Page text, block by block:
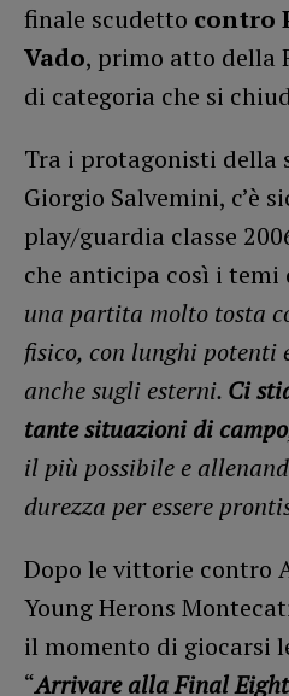
finale scudetto contro
Vado, primo atto della
di categoria che si
Tra i protagonisti della
Giorgio Salvemini, c’è
play/guardia classe
che anticipa così i temi
una partita molto tosta
fisico, con lunghi
anche sugli esterni. Ci
tante situazioni di campo
il più possibile e
durezza per essere
Dopo le vittorie contro
Young Herons
il momento di giocarsi
“Arrivare alla Final